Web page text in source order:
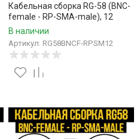
Кабельная сборка RG-58 (BNC-
female - RP-SMA-male), 12
метров
В наличии
Артикул: RG58BNCF-RPSM12